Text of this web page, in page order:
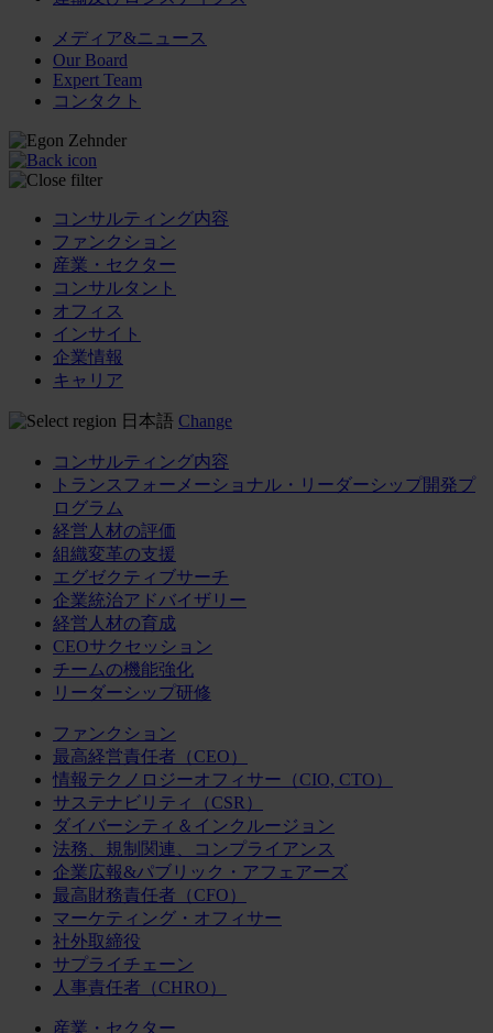
メディア&ニュース
Our Board
Expert Team
コンタクト
コンサルティング内容
ファンクション
産業・セクター
コンサルタント
オフィス
インサイト
企業情報
キャリア
日本語 Change
コンサルティング内容
トランスフォーメーショナル・リーダーシップ開発プ
ログラム
経営人材の評価
組織変革の支援
エグゼクティブサーチ
企業統治アドバイザリー
経営人材の育成
CEOサクセッション
チームの機能強化
リーダーシップ研修
ファンクション
最高経営責任者（CEO）
情報テクノロジーオフィサー（CIO, CTO）
サステナビリティ（CSR）
ダイバーシティ＆インクルージョン
法務、規制関連、コンプライアンス
企業広報&パブリック・アフェアーズ
最高財務責任者（CFO）
マーケティング・オフィサー
社外取締役
サプライチェーン
人事責任者（CHRO）
産業・セクター